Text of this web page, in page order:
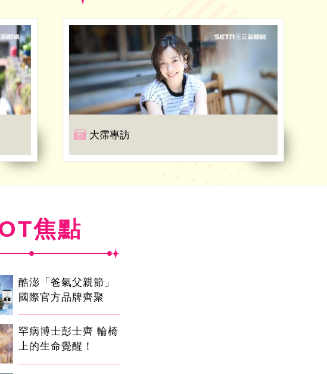
大霈專訪
焦點
酷澎「爸氣父親節」
國際官方品牌齊聚
罕病博士彭士齊 輪椅
上的生命覺醒！